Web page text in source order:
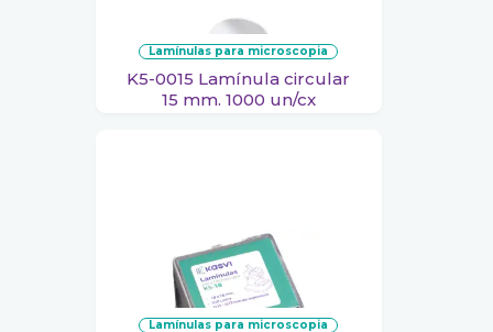
lamínulas para microscopia
K5-0015 Lamínula circular
15 mm. 1000 un/cx
lamínulas para microscopia